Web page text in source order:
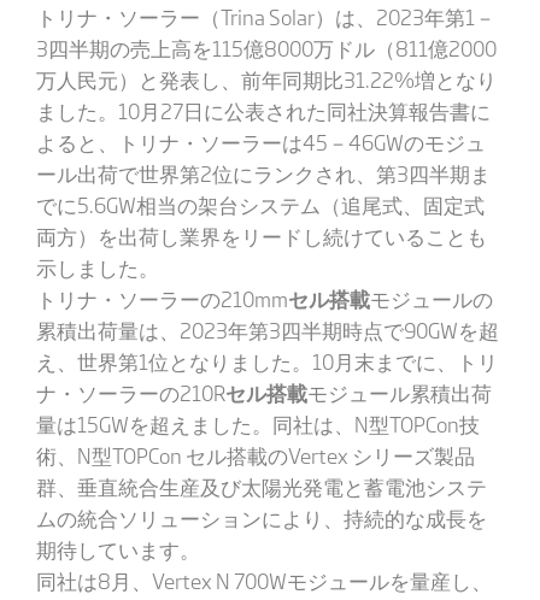
トリナ・ソーラー（Trina Solar）は、2023年第1－
3四半期の売上高を115億8000万ドル（811億2000
万人民元）と発表し、前年同期比31.22%増となり
ました。10月27日に公表された同社決算報告書に
よると、トリナ・ソーラーは45－46GWのモジュ
ール出荷で世界第2位にランクされ、第3四半期ま
でに5.6GW相当の架台システム（追尾式、固定式
両方）を出荷し業界をリードし続けていることも
示しました。
トリナ・ソーラーの210mmセル搭載モジュールの
累積出荷量は、2023年第3四半期時点で90GWを超
え、世界第1位となりました。10月末までに、トリ
ナ・ソーラーの210Rセル搭載モジュール累積出荷
量は15GWを超えました。同社は、N型TOPCon技
術、N型TOPCon セル搭載のVertex シリーズ製品
群、垂直統合生産及び太陽光発電と蓄電池システ
ムの統合ソリューションにより、持続的な成長を
期待しています。
同社は8月、Vertex N 700Wモジュールを量産し、